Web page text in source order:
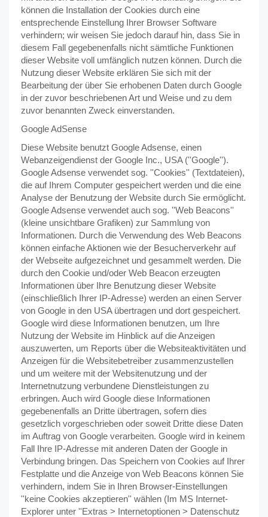
können die Installation der Cookies durch eine
entsprechende Einstellung Ihrer Browser Software
verhindern; wir weisen Sie jedoch darauf hin, dass Sie in
diesem Fall gegebenenfalls nicht sämtliche Funktionen
dieser Website voll umfänglich nutzen können. Durch die
Nutzung dieser Website erklären Sie sich mit der
Bearbeitung der über Sie erhobenen Daten durch Google
in der zuvor beschriebenen Art und Weise und zu dem
zuvor benannten Zweck einverstanden.
Google AdSense
Diese Website benutzt Google Adsense, einen
Webanzeigendienst der Google Inc., USA (''Google'').
Google Adsense verwendet sog. ''Cookies'' (Textdateien),
die auf Ihrem Computer gespeichert werden und die eine
Analyse der Benutzung der Website durch Sie ermöglicht.
Google Adsense verwendet auch sog. ''Web Beacons''
(kleine unsichtbare Grafiken) zur Sammlung von
Informationen. Durch die Verwendung des Web Beacons
können einfache Aktionen wie der Besucherverkehr auf
der Webseite aufgezeichnet und gesammelt werden. Die
durch den Cookie und/oder Web Beacon erzeugten
Informationen über Ihre Benutzung dieser Website
(einschließlich Ihrer IP-Adresse) werden an einen Server
von Google in den USA übertragen und dort gespeichert.
Google wird diese Informationen benutzen, um Ihre
Nutzung der Website im Hinblick auf die Anzeigen
auszuwerten, um Reports über die Websiteaktivitäten und
Anzeigen für die Websitebetreiber zusammenzustellen
und um weitere mit der Websitenutzung und der
Internetnutzung verbundene Dienstleistungen zu
erbringen. Auch wird Google diese Informationen
gegebenenfalls an Dritte übertragen, sofern dies
gesetzlich vorgeschrieben oder soweit Dritte diese Daten
im Auftrag von Google verarbeiten. Google wird in keinem
Fall Ihre IP-Adresse mit anderen Daten der Google in
Verbindung bringen. Das Speichern von Cookies auf Ihrer
Festplatte und die Anzeige von Web Beacons können Sie
verhindern, indem Sie in Ihren Browser-Einstellungen
''keine Cookies akzeptieren'' wählen (Im MS Internet-
Explorer unter ''Extras > Internetoptionen > Datenschutz